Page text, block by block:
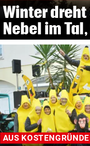
Winter
Nebel im
AUS